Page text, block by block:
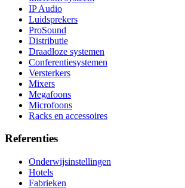
IP Audio
Luidsprekers
ProSound
Distributie
Draadloze systemen
Conferentiesystemen
Versterkers
Mixers
Megafoons
Microfoons
Racks en accessoires
Referenties
Onderwijsinstellingen
Hotels
Fabrieken